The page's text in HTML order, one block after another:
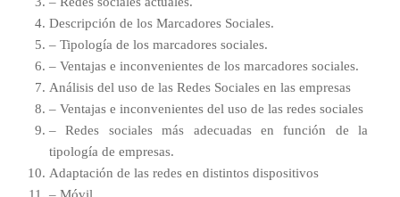
Descripción de los Marcadores Sociales.
– Tipología de los marcadores sociales.
– Ventajas e inconvenientes de los marcadores sociales.
Análisis del uso de las Redes Sociales en las empresas
– Ventajas e inconvenientes del uso de las redes sociales
– Redes sociales más adecuadas en función de la
tipología de empresas.
Adaptación de las redes en distintos dispositivos